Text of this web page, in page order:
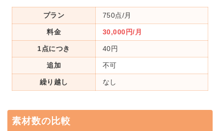
プラン 750点/月
料金 30,000円/月
1点につき 40円
追加 不可
繰り越し なし
素材数の比較